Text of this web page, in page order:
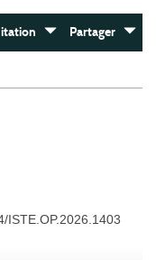
Partager
ISTE.OP.2026.1403